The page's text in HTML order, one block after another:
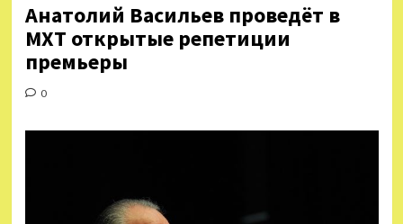
Анатолий Васильев проведёт в
МХТ открытые репетиции
премьеры
0